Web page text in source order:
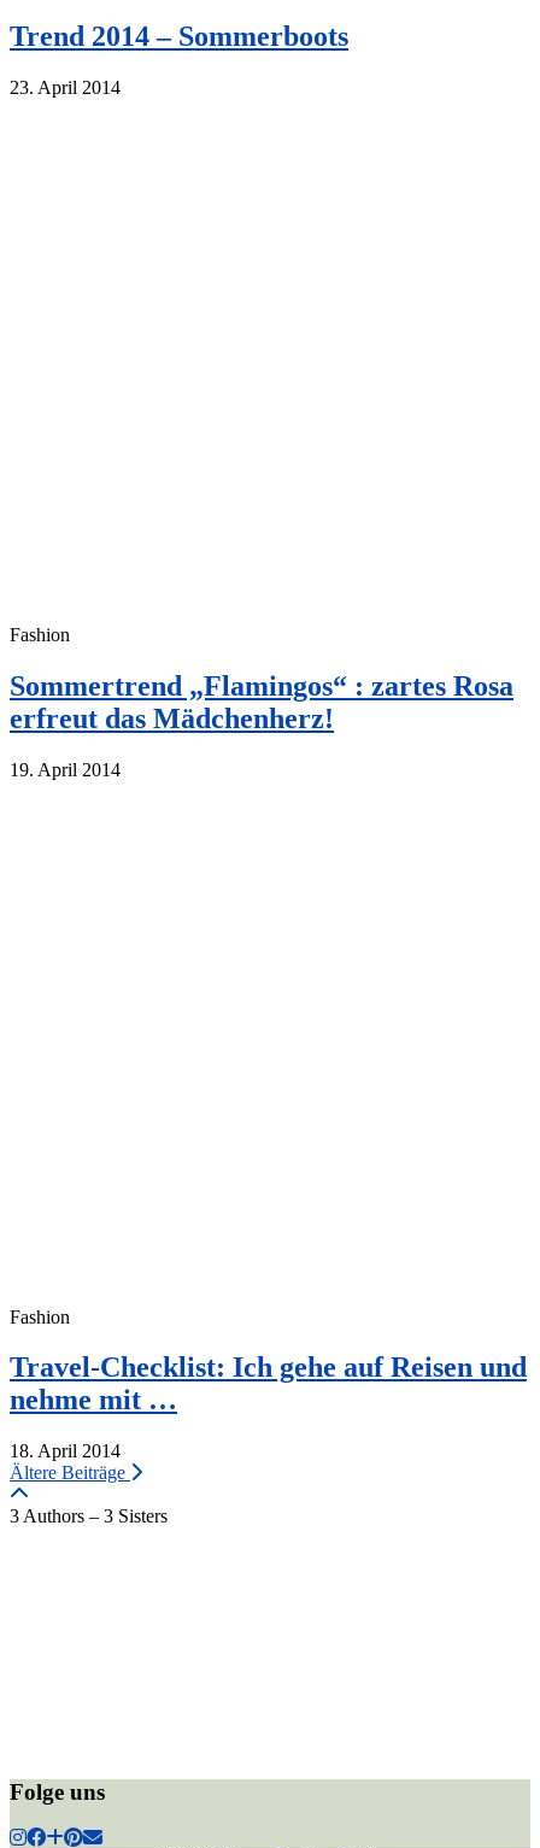
Trend 2014 – Sommerboots
23. April 2014
Fashion
Sommertrend „Flamingos“ : zartes Rosa
erfreut das Mädchenherz!
19. April 2014
Fashion
Travel-Checklist: Ich gehe auf Reisen und
nehme mit …
18. April 2014
Ältere Beiträge
3 Authors – 3 Sisters
Folge uns